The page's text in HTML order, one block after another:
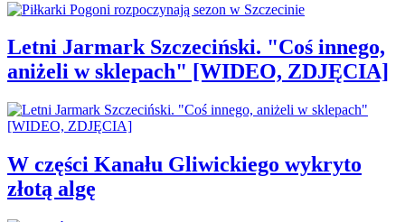
Letni Jarmark Szczeciński. "Coś innego,
aniżeli w sklepach" [WIDEO, ZDJĘCIA]
W części Kanału Gliwickiego wykryto
złotą algę